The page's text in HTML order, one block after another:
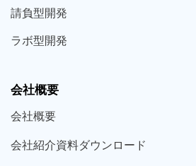
請負型開発
ラボ型開発
会社概要
会社概要
会社紹介資料ダウンロード